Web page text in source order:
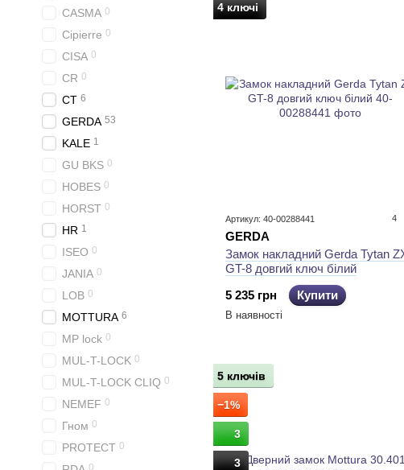
4 ключі
Артикул: 40-00288441 4
GERDA
Замок накладний Gerda Tytan
GT-8 довгий ключ білий
5 235 грн
Купити
В наявності
5 ключів
−1%
3
3
CASMA 0
Cipierre 0
CISA 0
CR 0
CT 6
GERDA 53
KALE 1
GU BKS 0
HOBES 0
HORST 0
HR 1
ISEO 0
JANIA 0
LOB 0
MOTTURA 6
MP lock 0
MUL-T-LOCK 0
MUL-T-LOCK CLIQ 0
NEMEF 0
Гном 0
PROTECT 0
0